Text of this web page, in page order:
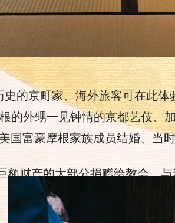
的京町家、海外旅客可在此
的外甥一见钟情的京都艺伎、
国富豪摩根家族成员结婚、当
额财产的大部分捐赠给教会、